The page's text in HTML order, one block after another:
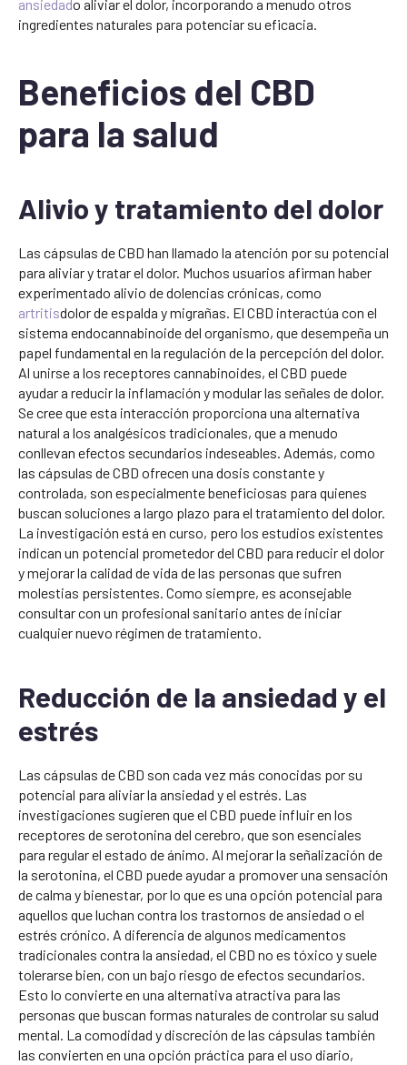
ansiedado aliviar el dolor, incorporando a menudo otros
ingredientes naturales para potenciar su eficacia.
Beneficios del CBD
para la salud
Alivio y tratamiento del dolor
Las cápsulas de CBD han llamado la atención por su potencial
para aliviar y tratar el dolor. Muchos usuarios afirman haber
experimentado alivio de dolencias crónicas, como
artritisdolor de espalda y migrañas. El CBD interactúa con el
sistema endocannabinoide del organismo, que desempeña un
papel fundamental en la regulación de la percepción del dolor.
Al unirse a los receptores cannabinoides, el CBD puede
ayudar a reducir la inflamación y modular las señales de dolor.
Se cree que esta interacción proporciona una alternativa
natural a los analgésicos tradicionales, que a menudo
conllevan efectos secundarios indeseables. Además, como
las cápsulas de CBD ofrecen una dosis constante y
controlada, son especialmente beneficiosas para quienes
buscan soluciones a largo plazo para el tratamiento del dolor.
La investigación está en curso, pero los estudios existentes
indican un potencial prometedor del CBD para reducir el dolor
y mejorar la calidad de vida de las personas que sufren
molestias persistentes. Como siempre, es aconsejable
consultar con un profesional sanitario antes de iniciar
cualquier nuevo régimen de tratamiento.
Reducción de la ansiedad y el
estrés
Las cápsulas de CBD son cada vez más conocidas por su
potencial para aliviar la ansiedad y el estrés. Las
investigaciones sugieren que el CBD puede influir en los
receptores de serotonina del cerebro, que son esenciales
para regular el estado de ánimo. Al mejorar la señalización de
la serotonina, el CBD puede ayudar a promover una sensación
de calma y bienestar, por lo que es una opción potencial para
aquellos que luchan contra los trastornos de ansiedad o el
estrés crónico. A diferencia de algunos medicamentos
tradicionales contra la ansiedad, el CBD no es tóxico y suele
tolerarse bien, con un bajo riesgo de efectos secundarios.
Esto lo convierte en una alternativa atractiva para las
personas que buscan formas naturales de controlar su salud
mental. La comodidad y discreción de las cápsulas también
las convierten en una opción práctica para el uso diario,